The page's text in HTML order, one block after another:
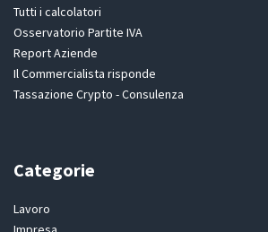
Tutti i calcolatori
Osservatorio Partite IVA
Report Aziende
Il Commercialista risponde
Tassazione Crypto - Consulenza
Categorie
Lavoro